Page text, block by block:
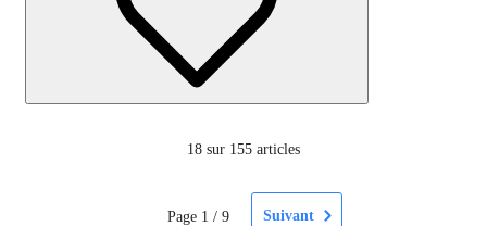
18 sur 155 articles
Page 1 / 9 Suivant